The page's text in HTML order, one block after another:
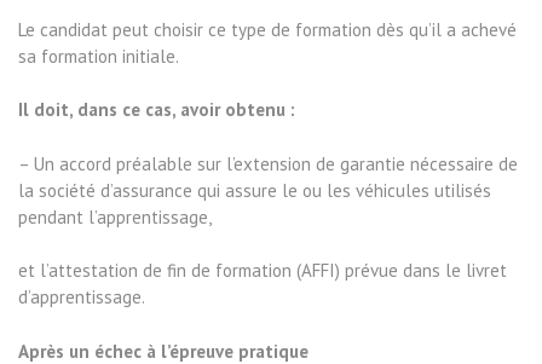
Le candidat peut choisir ce type de formation dès qu’il a achevé
sa formation initiale.
Il doit, dans ce cas, avoir obtenu :
– Un accord préalable sur l’extension de garantie nécessaire de
la société d’assurance qui assure le ou les véhicules utilisés
pendant l’apprentissage,
et l’attestation de fin de formation (AFFI) prévue dans le livret
d’apprentissage.
Après un échec à l’épreuve pratique